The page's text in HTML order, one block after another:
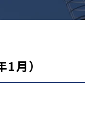
月）